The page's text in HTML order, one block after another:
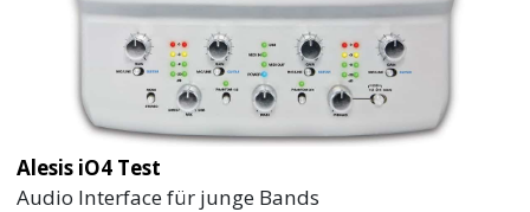
Alesis iO4 Test
Audio Interface für junge Bands